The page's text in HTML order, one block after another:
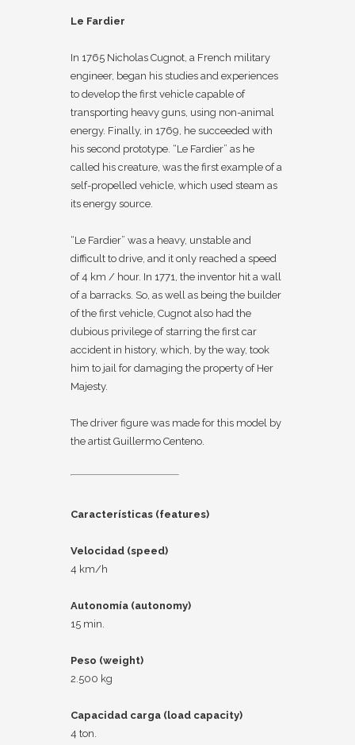
Le Fardier
In 1765 Nicholas Cugnot, a French military
engineer, began his studies and experiences
to develop the first vehicle capable of
transporting heavy guns, using non-animal
energy. Finally, in 1769, he succeeded with
his second prototype. “Le Fardier” as he
called his creature, was the first example of a
self-propelled vehicle, which used steam as
its energy source.
“Le Fardier” was a heavy, unstable and
difficult to drive, and it only reached a speed
of 4 km / hour. In 1771, the inventor hit a wall
of a barracks. So, as well as being the builder
of the first vehicle, Cugnot also had the
dubious privilege of starring the first car
accident in history, which, by the way, took
him to jail for damaging the property of Her
Majesty.
The driver figure was made for this model by
the artist Guillermo Centeno.
Características (features)
Velocidad (speed)
4 km/h
Autonomía (autonomy)
15 min.
Peso (weight)
2.500 kg
Capacidad carga (load capacity)
4 ton.